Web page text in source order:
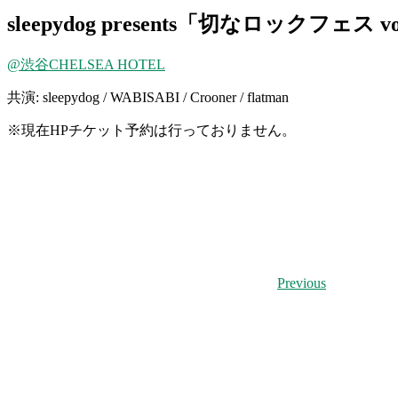
sleepydog presents「切なロックフェス
@渋谷CHELSEA HOTEL
共演: sleepydog / WABISABI / Crooner / flatman
※現在HPチケット予約は行っておりません。
Previous